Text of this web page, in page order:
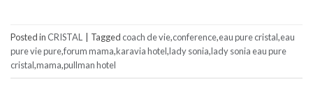
Posted in CRISTAL Tagged coach de vie,conference,eau pure cristal,eau
pure vie pure,forum mama,karavia hotel,lady sonia,lady sonia eau pure
cristal,mama,pullman hotel